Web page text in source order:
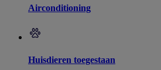
Airconditioning
Huisdieren toegestaan